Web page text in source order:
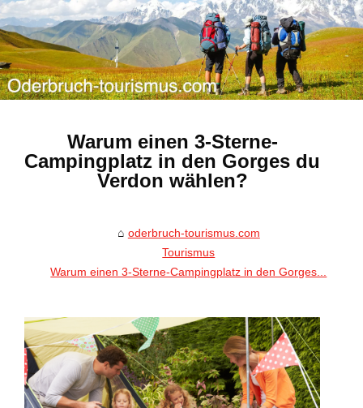
Warum einen 3-Sterne-
Campingplatz in den Gorges du
Verdon wählen?
oderbruch-tourismus.com
Tourismus
Warum einen 3-Sterne-Campingplatz in den Gorges...